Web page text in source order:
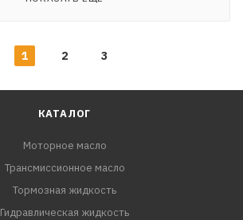
1 2 3
КАТАЛОГ
Моторное масло
Трансмиссионное масло
Тормозная жидкость
Гидравлическая жидкость